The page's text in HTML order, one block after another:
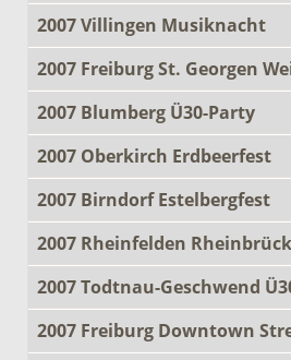
2007 Villingen Musiknacht
2007 Freiburg St. Georgen
2007 Blumberg Ü30-Party
2007 Oberkirch Erdbeerfest
2007 Birndorf Estelbergfest
2007 Rheinfelden
2007 Todtnau-Geschwend
2007 Freiburg Downtown